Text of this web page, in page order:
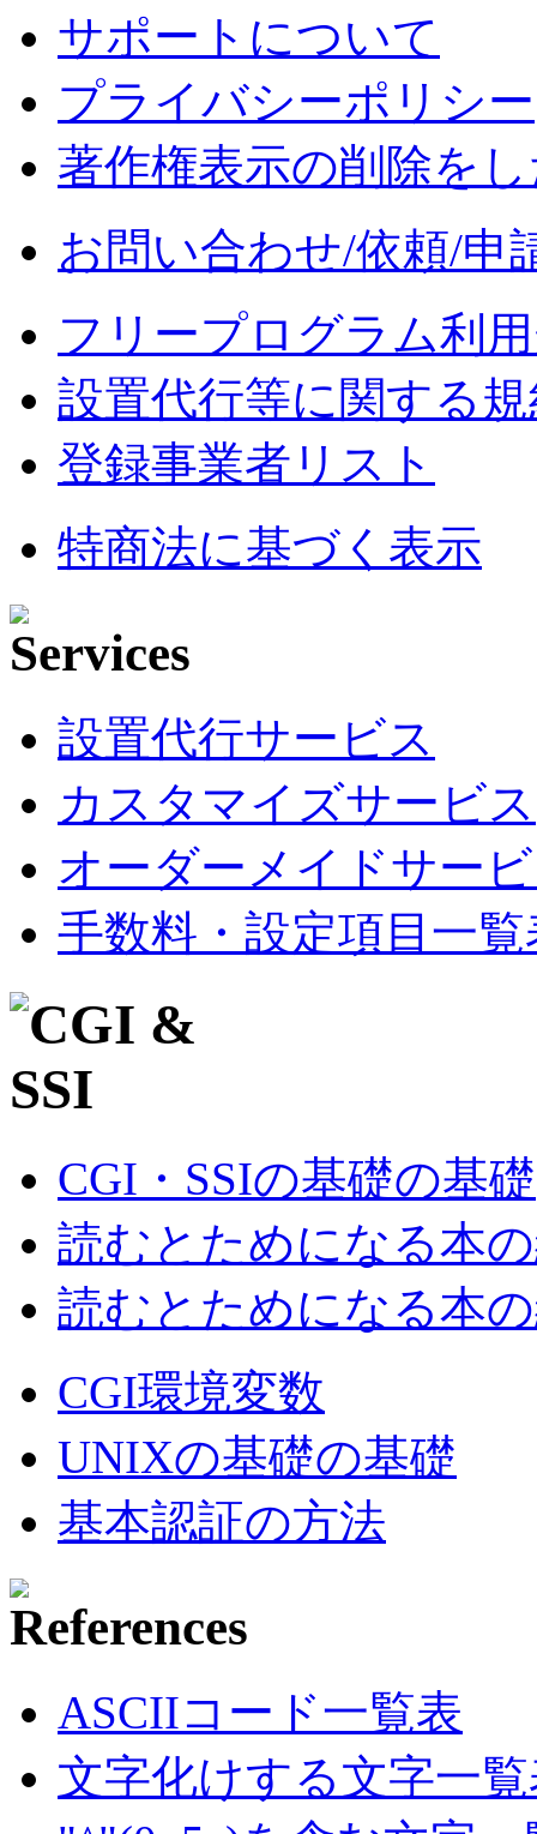
サポートについて
プライバシーポリシー
著作権表示の削除を
お問い合わせ/依頼/申
フリープログラム利
設置代行等に関する
登録事業者リスト
特商法に基づく表示
設置代行サービス
カスタマイズサービス
オーダーメイドサー
手数料・設定項目一覧
CGI・SSIの基礎の基礎
読むとためになる本
読むとためになる本
CGI環境変数
UNIXの基礎の基礎
基本認証の方法
ASCIIコード一覧表
文字化けする文字一